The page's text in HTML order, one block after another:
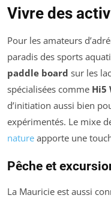
Vivre des
Pour les amateurs
paradis des sports
paddle board sur les
spécialisées comme Hi5
d’initiation aussi bien
expérimentés. Le mixe
nature apporte une
Pêche et
La Mauricie est aussi